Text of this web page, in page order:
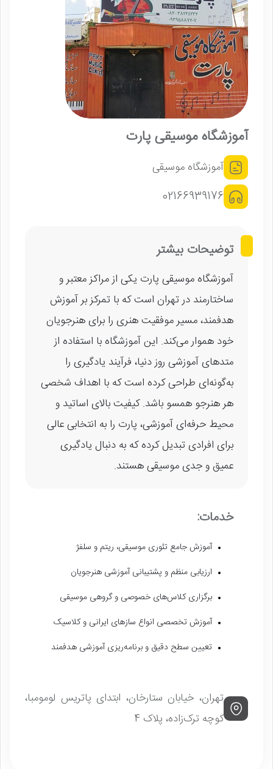
آموزشگاه موسیقی پارت
آموزشگاه موسیقی
02166939176
توضیحات بیشتر
آموزشگاه موسیقی پارت یکی از مراکز معتبر و
ساختارمند در تهران است که با تمرکز بر آموزش
هدفمند، مسیر موفقیت هنری را برای هنرجویان
خود هموار می‌کند. این آموزشگاه با استفاده از
متدهای آموزشی روز دنیا، فرآیند یادگیری را
به‌گونه‌ای طراحی کرده است که با اهداف شخصی
هر هنرجو همسو باشد. کیفیت بالای اساتید و
محیط حرفه‌ای آموزشی، پارت را به انتخابی عالی
برای افرادی تبدیل کرده که به دنبال یادگیری
عمیق و جدی موسیقی هستند.
خدمات:
آموزش جامع تئوری موسیقی، ریتم و سلفژ
ارزیابی منظم و پشتیبانی آموزشی هنرجویان
برگزاری کلاس‌های خصوصی و گروهی موسیقی
آموزش تخصصی انواع سازهای ایرانی و کلاسیک
تعیین سطح دقیق و برنامه‌ریزی آموزشی هدفمند
تهران، خیابان ستارخان، ابتدای پاتریس لومومبا،
کوچه ترک‌زاده، پلاک 4